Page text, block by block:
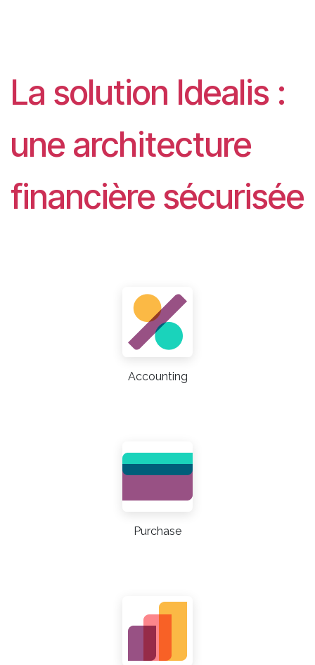
La solution Idealis :
une architecture
financière sécurisée
Accounting
Purchase